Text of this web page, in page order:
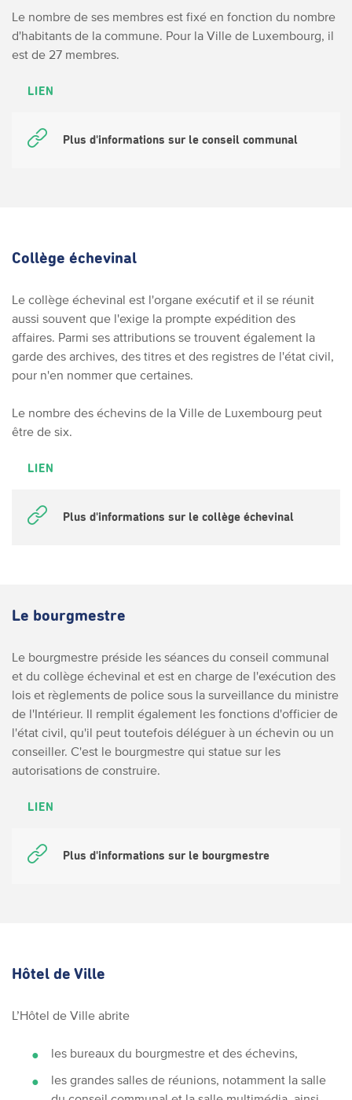
Le nombre de ses membres est fixé en fonction du nombre
d'habitants de la commune. Pour la Ville de Luxembourg, il
est de 27 membres.
LIEN
Plus d'informations sur le conseil communal
Collège échevinal
Le collège échevinal est l'organe exécutif et il se réunit
aussi souvent que l'exige la prompte expédition des
affaires. Parmi ses attributions se trouvent également la
garde des archives, des titres et des registres de l'état civil,
pour n'en nommer que certaines.
Le nombre des échevins de la Ville de Luxembourg peut
être de six.
LIEN
Plus d'informations sur le collège échevinal
Le bourgmestre
Le bourgmestre préside les séances du conseil communal
et du collège échevinal et est en charge de l'exécution des
lois et règlements de police sous la surveillance du ministre
de l'Intérieur. Il remplit également les fonctions d'officier de
l'état civil, qu'il peut toutefois déléguer à un échevin ou un
conseiller. C'est le bourgmestre qui statue sur les
autorisations de construire.
LIEN
Plus d'informations sur le bourgmestre
Hôtel de Ville
L’Hôtel de Ville abrite
les bureaux du bourgmestre et des échevins,
les grandes salles de réunions, notamment la salle